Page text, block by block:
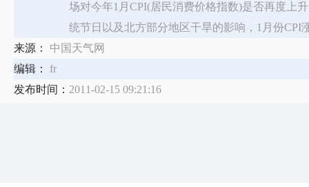
场对今年1月CPI(居民消费价格指数)是否再度上
统节日以及北方部分地区干旱的影响，1月份CPI
来源：
中国天气网
编辑：
fr
发布时间： 2011-02-15 09:21:16